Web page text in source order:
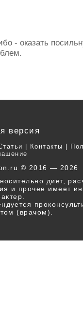
- оказать
версия
| Контакты |
© 2016 — 2026
диет,
и прочее имеет
(врачом).